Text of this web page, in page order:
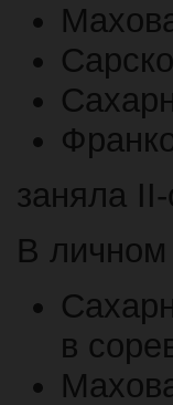
заняла
В личном
в